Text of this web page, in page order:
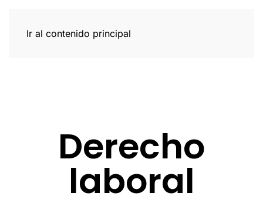
Ir al contenido principal
Derecho
laboral